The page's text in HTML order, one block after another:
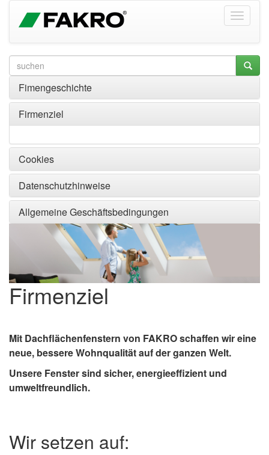
Fimengeschichte
Firmenziel
Cookies
Datenschutzhinweise
Allgemeine Geschäftsbedingungen
Firmenziel
Mit Dachflächenfenstern von FAKRO schaffen wir eine
neue, bessere Wohnqualität auf der ganzen Welt.
Unsere Fenster sind sicher, energieeffizient und
umweltfreundlich.
Wir setzen auf: